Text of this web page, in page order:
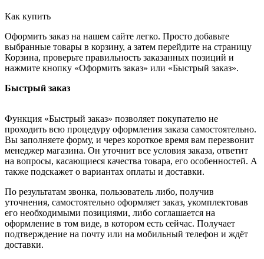
Как купить
Оформить заказ на нашем сайте легко. Просто добавьте
выбранные товары в корзину, а затем перейдите на страницу
Корзина, проверьте правильность заказанных позиций и
нажмите кнопку «Оформить заказ» или «Быстрый заказ».
Быстрый заказ
Функция «Быстрый заказ» позволяет покупателю не
проходить всю процедуру оформления заказа самостоятельно.
Вы заполняете форму, и через короткое время вам перезвонит
менеджер магазина. Он уточнит все условия заказа, ответит
на вопросы, касающиеся качества товара, его особенностей. А
также подскажет о вариантах оплаты и доставки.
По результатам звонка, пользователь либо, получив
уточнения, самостоятельно оформляет заказ, укомплектовав
его необходимыми позициями, либо соглашается на
оформление в том виде, в котором есть сейчас. Получает
подтверждение на почту или на мобильный телефон и ждёт
доставки.